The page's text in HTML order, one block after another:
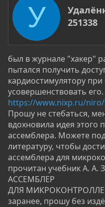
м
ы
У
А
т
р
251338
был в журнале "хакер"
пытался получить
кардиостимулятору
усовершенствовать
https://www.nixp.ru/
Прошу не стебаться,
вдохновила идея этого
ассемблера. Можете
литературу, чтобы
ассемблера для
прочитан учебник А. А.
АССЕМБЛЕР
ДЛЯ
заранее, прошу без